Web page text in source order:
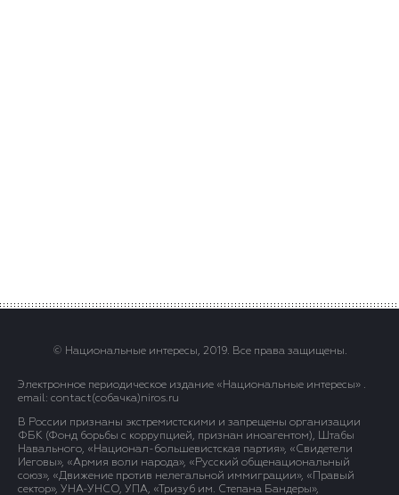
© Национальные интересы, 2019. Все права защищены.
Электронное периодическое издание «Национальные интересы» .
email: contact(сoбaчка)niros.ru
В России признаны экстремистскими и запрещены организации
ФБК (Фонд борьбы с коррупцией, признан иноагентом), Штабы
Навального, «Национал-большевистская партия», «Свидетели
Иеговы», «Армия воли народа», «Русский общенациональный
союз», «Движение против нелегальной иммиграции», «Правый
сектор», УНА-УНСО, УПА, «Тризуб им. Степана Бандеры»,